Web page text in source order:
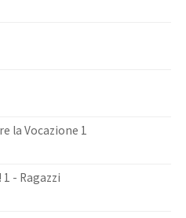
la Vocazione 1
- Ragazzi